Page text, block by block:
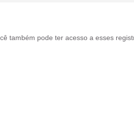
também pode ter acesso a esses